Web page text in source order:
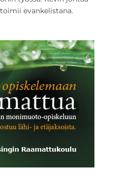
evankelistana.